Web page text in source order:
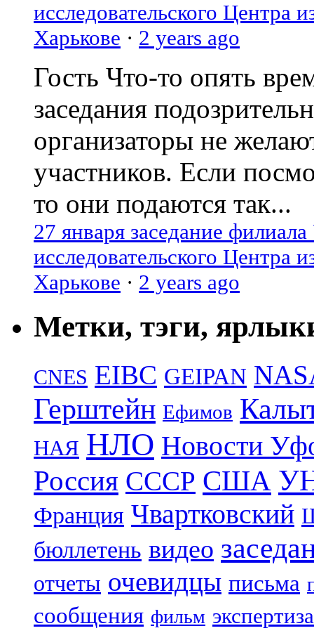
исследовательского Центра
Харькове · 2 years ago
Гость Что-то опять
заседания
организаторы не
участников. Если
то они подаются так...
27 января заседание
исследовательского Центра
Харькове · 2 years ago
Метки, тэги,
CNES EIBC GEIPAN
Герштейн Ефимов
НАЯ НЛО Новости
Россия СССР США
Франция Чвартковский
бюллетень видео
отчеты очевидцы письма
сообщения фильм экспертиза